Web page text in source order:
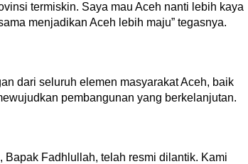
termiskin. Saya mau Aceh nanti lebih kaya
menjadikan Aceh lebih maju” tegasnya.
dari seluruh elemen masyarakat Aceh, baik
pembangunan yang berkelanjutan.
Bapak Fadhlullah, telah resmi dilantik. Kami